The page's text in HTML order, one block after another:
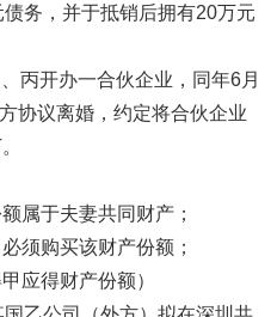
债务，并于抵销后拥有20万元
丙开办一合伙企业，同年6月
协议离婚，约定将合伙企业
属于夫妻共同财产；
须购买该财产份额；
应得财产份额）